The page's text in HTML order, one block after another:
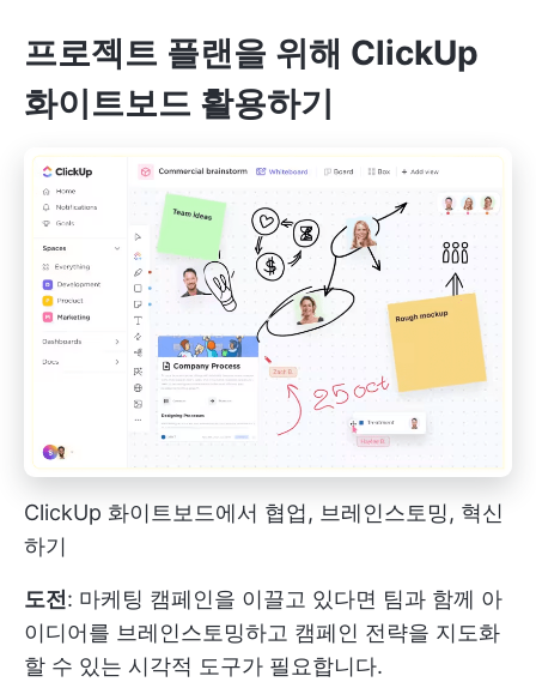
프로젝트 플랜을 위해 ClickUp
화이트보드 활용하기
ClickUp 화이트보드에서 협업, 브레인스토밍, 혁신
하기
도전: 마케팅 캠페인을 이끌고 있다면 팀과 함께 아
이디어를 브레인스토밍하고 캠페인 전략을 지도화
할 수 있는 시각적 도구가 필요합니다.